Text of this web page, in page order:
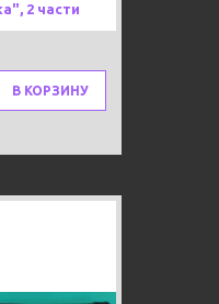
2 части
В КОРЗИНУ